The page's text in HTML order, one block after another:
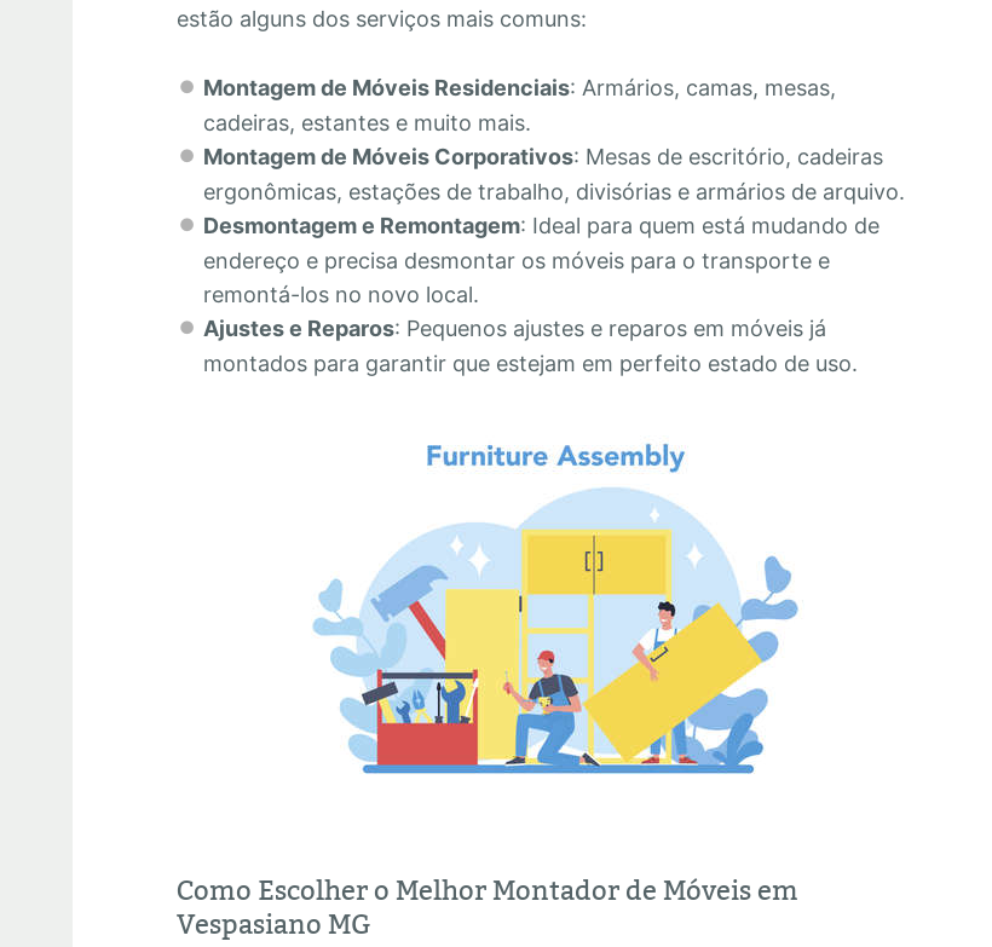
estão alguns dos serviços mais comuns:
Montagem de Móveis Residenciais: Armários, camas, mesas,
cadeiras, estantes e muito mais.
Montagem de Móveis Corporativos: Mesas de escritório, cadeiras
ergonômicas, estações de trabalho, divisórias e armários de arquivo.
Desmontagem e Remontagem: Ideal para quem está mudando de
endereço e precisa desmontar os móveis para o transporte e
remontá-los no novo local.
Ajustes e Reparos: Pequenos ajustes e reparos em móveis já
montados para garantir que estejam em perfeito estado de uso.
Como Escolher o Melhor Montador de Móveis em
Vespasiano MG